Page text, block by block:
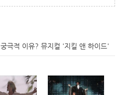
극적 이유? 뮤지컬 '지킬 앤 하이드'